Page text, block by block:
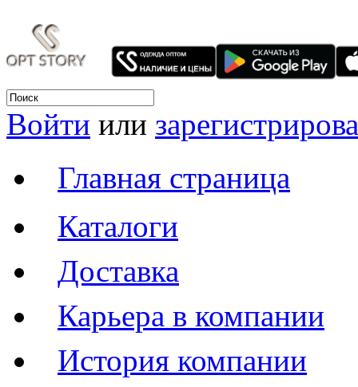
Войти или
Главная страница
Каталоги
Доставка
Карьера в компании
История компании